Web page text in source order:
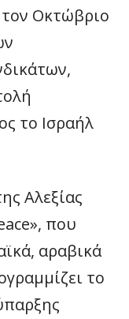
τον Οκτώβριο
το Ισραήλ
Αλεξίας
που
αραβικά
το